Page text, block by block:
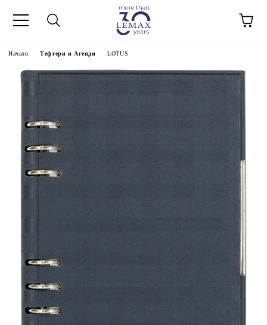
Начало Тефтери и Агенди LOTUS